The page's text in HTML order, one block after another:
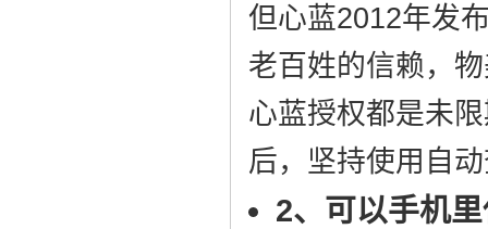
但心蓝2012年发
老百姓的信赖，
心蓝授权都是未
后，坚持使用自
2、可以手机